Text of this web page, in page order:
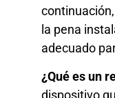
la pena
adecuado
¿Qué es un
dispositivo